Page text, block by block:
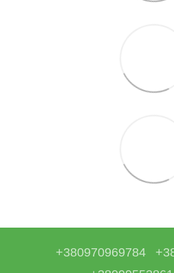
+380970969784